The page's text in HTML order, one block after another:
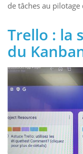
de tâches au
Trello : la
du